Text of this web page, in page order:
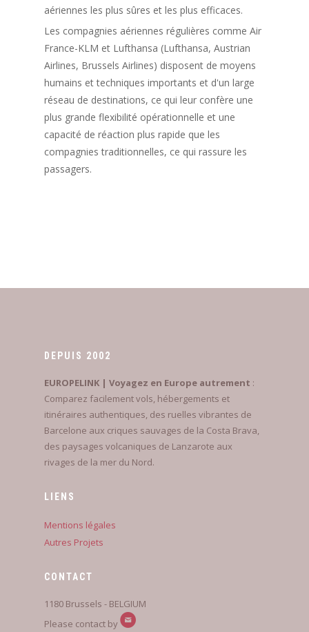
aériennes les plus sûres et les plus efficaces.
Les compagnies aériennes régulières comme Air
France-KLM et Lufthansa (Lufthansa, Austrian
Airlines, Brussels Airlines) disposent de moyens
humains et techniques importants et d'un large
réseau de destinations, ce qui leur confère une
plus grande flexibilité opérationnelle et une
capacité de réaction plus rapide que les
compagnies traditionnelles, ce qui rassure les
passagers.
DEPUIS 2002
EUROPELINK | Voyagez en Europe autrement :
Comparez facilement vols, hébergements et
itinéraires authentiques, des ruelles vibrantes de
Barcelone aux criques sauvages de la Costa Brava,
des paysages volcaniques de Lanzarote aux
rivages de la mer du Nord.
LIENS
Mentions légales
Autres Projets
CONTACT
1180 Brussels - BELGIUM
Please contact by